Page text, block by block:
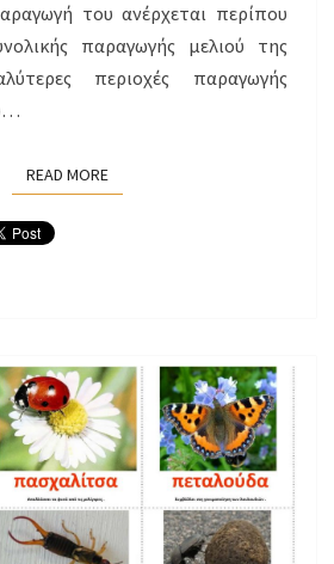
του ανέρχεται περίπου
παραγωγής μελιού της
περιοχές παραγωγής
READ MOREREAD MORE